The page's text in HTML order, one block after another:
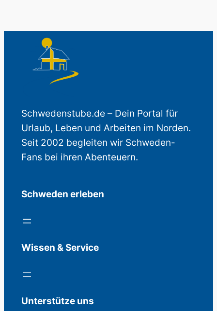
Schwedenstube.de – Dein Portal für
Urlaub, Leben und Arbeiten im Norden.
Seit 2002 begleiten wir Schweden-
Fans bei ihren Abenteuern.
Schweden erleben
Wissen & Service
Unterstütze uns